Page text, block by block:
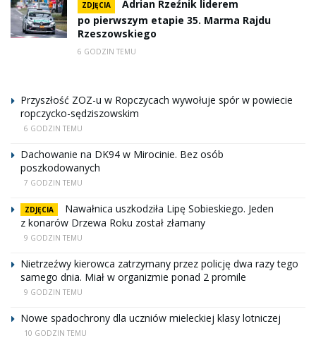
ZDJĘCIA
Adrian Rzeźnik liderem
po pierwszym etapie 35. Marma Rajdu
Rzeszowskiego
6 GODZIN TEMU
Przyszłość ZOZ-u w Ropczycach wywołuje spór w powiecie
ropczycko-sędziszowskim
6 GODZIN TEMU
Dachowanie na DK94 w Mirocinie. Bez osób
poszkodowanych
7 GODZIN TEMU
ZDJĘCIA
Nawałnica uszkodziła Lipę Sobieskiego. Jeden
z konarów Drzewa Roku został złamany
9 GODZIN TEMU
Nietrzeźwy kierowca zatrzymany przez policję dwa razy tego
samego dnia. Miał w organizmie ponad 2 promile
9 GODZIN TEMU
Nowe spadochrony dla uczniów mieleckiej klasy lotniczej
10 GODZIN TEMU